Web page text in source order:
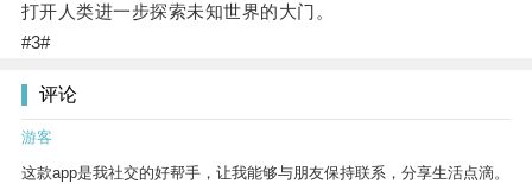
打开人类进一步探索未知世界的大门。
#3#
评论
游客
这款app是我社交的好帮手，让我能够与朋友保持联系，分享生活点滴。